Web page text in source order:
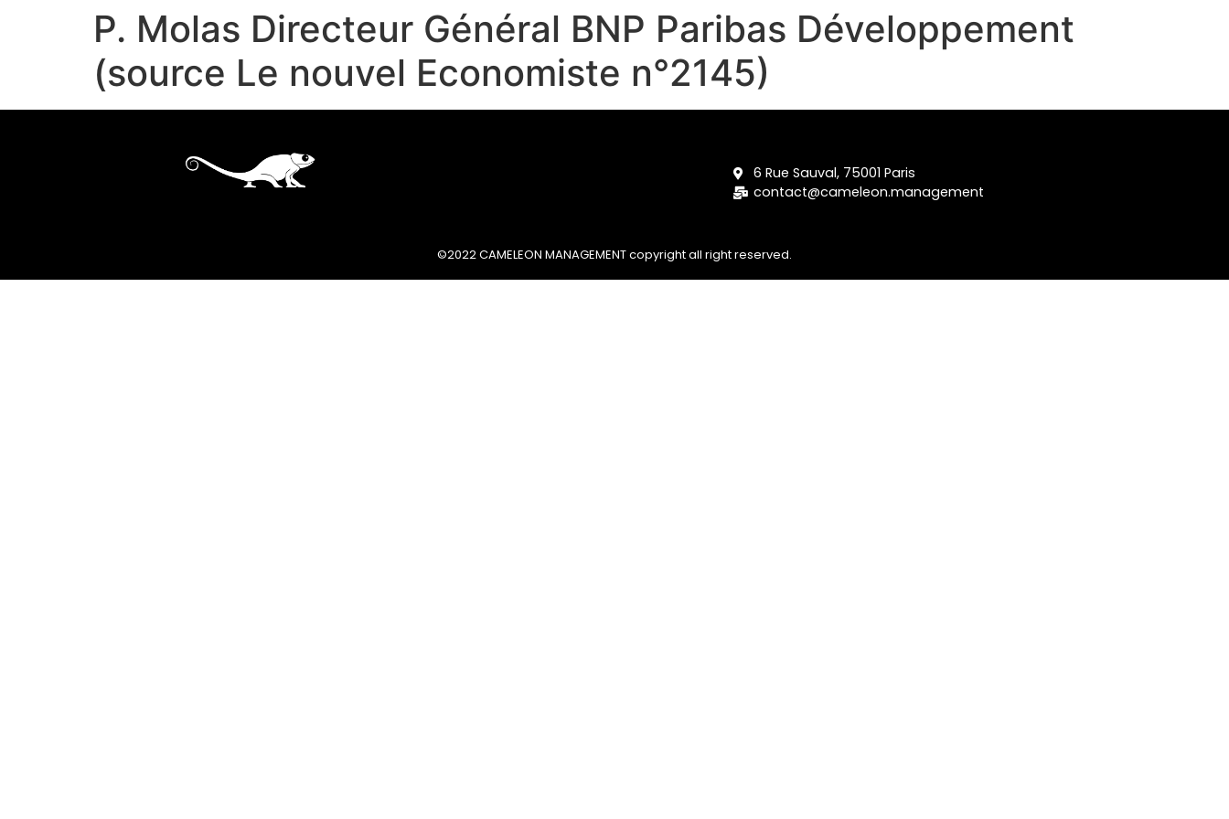
P. Molas Directeur Général BNP Paribas Développement
(source Le nouvel Economiste n°2145)
6 Rue Sauval, 75001 Paris
contact@cameleon.management
©2022 CAMELEON MANAGEMENT copyright all right reserved.